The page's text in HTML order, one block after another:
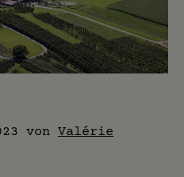
von Valérie